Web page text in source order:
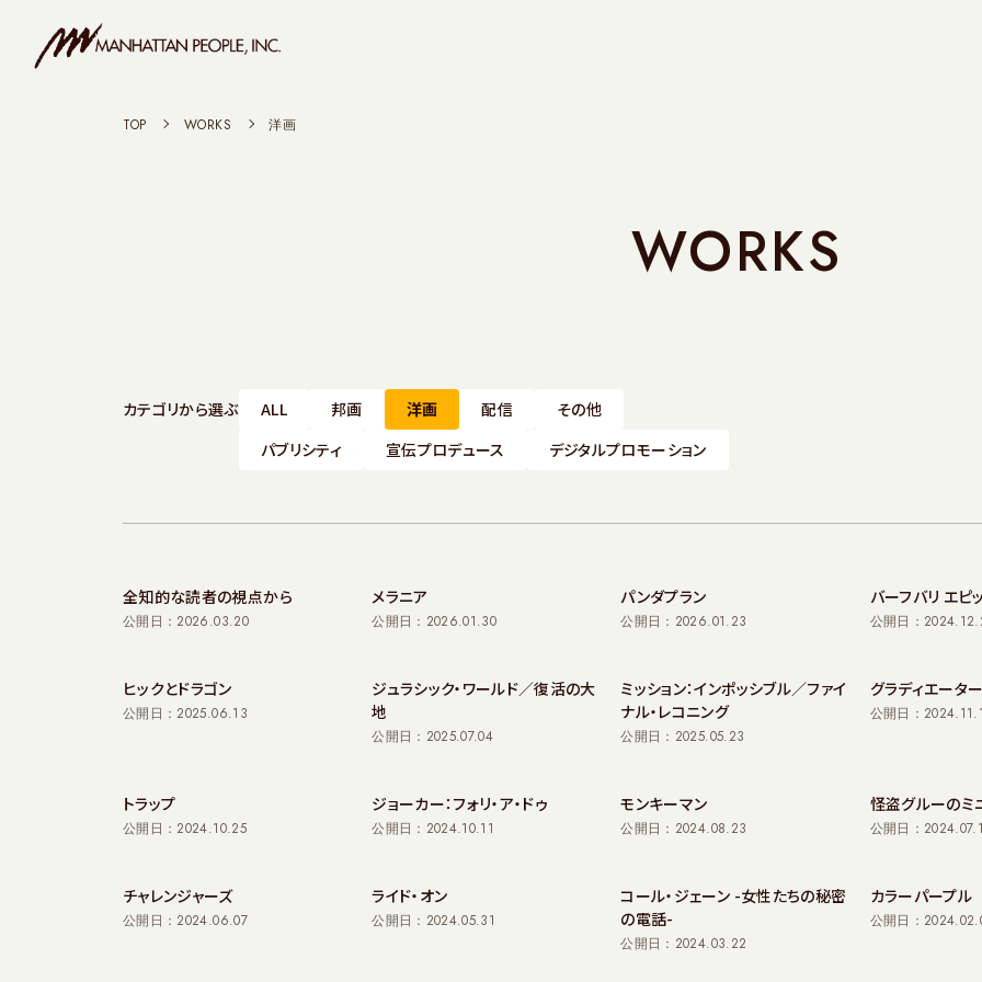
TOP > WORKS > 洋画
WORKS
カテゴリから選ぶ ALL 邦画 洋画 配信
その他
パブリシティ
宣伝プロデュース デジタルプロモーション
全知的な読者の視点から
公開日：2026.03.20
メラニア
公開日：2026.01.30
パンダプラン
公開日：2026.01.23
バーフバリ エピ
公開日：
ヒックとドラゴン
公開日：2025.06.13
ジュラシック・ワールド／復活の大
地
公開日：2025.07.04
ミッション：インポッシブル／ファイ
ナル・レコニング
公開日：2025.05.23
グラディエータ
公開日：
トラップ
公開日：2024.10.25
ジョーカー：フォリ・ア・ドゥ
公開日：2024.10.11
モンキーマン
公開日：2024.08.23
怪盗グルーのミ
公開日：
チャレンジャーズ
公開日：2024.06.07
ライド・オン
公開日：2024.05.31
コール・ジェーン -女性たちの秘密
の電話-
公開日：2024.03.22
カラーパープル
公開日：